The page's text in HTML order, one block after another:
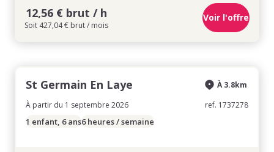
12,56 € brut / h
Soit 427,04 € brut / mois
Voir l'offre
St Germain En Laye
À partir du 1 septembre 2026
À 3.8km
ref. 1737278
1 enfant, 6 ans6 heures / semaine